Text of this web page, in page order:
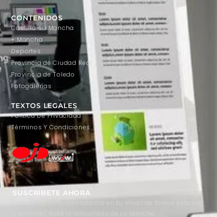
CONTENIDOS
Castilla-La Mancha
+ Mancha
Deportes
Provincia de Ciudad Real
Provincia de Toledo
Fotogalerías
TEXTOS LEGALES
Política De Privacidad
Términos Y Condiciones
SUSCRÍBETE AHORA
Recibe las noticias cada día en tu email de forma sencilla
y cómoda, toda la actualidad de La Mancha.